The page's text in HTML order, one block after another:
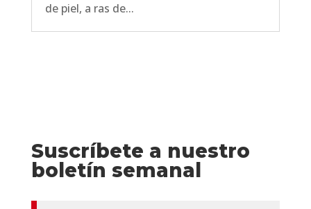
de piel, a ras de...
Suscríbete a nuestro
boletín semanal